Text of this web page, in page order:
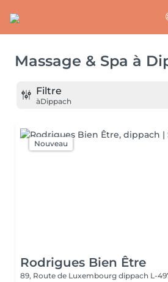
Massage & Spa à
Filtre
àDippach
Nouveau
Rodrigues Bien Être
89, Route de Luxembourg dippach L-